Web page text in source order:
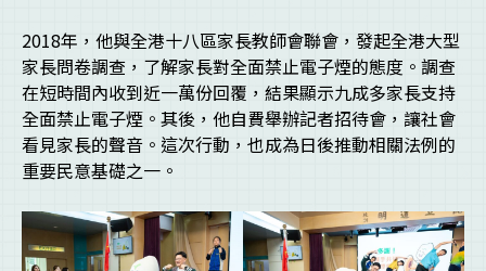
2018年，他與全港十八區家長教師會聯會，發起全港大型
家長問卷調查，了解家長對全面禁止電子煙的態度。調查
在短時間內收到近一萬份回覆，結果顯示九成多家長支持
全面禁止電子煙。其後，他自費舉辦記者招待會，讓社會
看見家長的聲音。這次行動，也成為日後推動相關法例的
重要民意基礎之一。